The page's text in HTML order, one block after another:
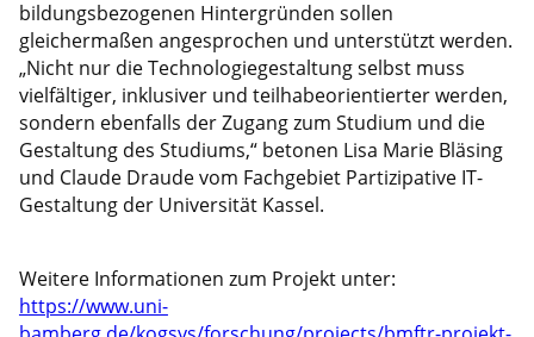
bildungsbezogenen Hintergründen sollen
gleichermaßen angesprochen und unterstützt werden.
„Nicht nur die Technologiegestaltung selbst muss
vielfältiger, inklusiver und teilhabeorientierter werden,
sondern ebenfalls der Zugang zum Studium und die
Gestaltung des Studiums,“ betonen Lisa Marie Bläsing
und Claude Draude vom Fachgebiet Partizipative IT-
Gestaltung der Universität Kassel.
Weitere Informationen zum Projekt unter:
https://www.uni-